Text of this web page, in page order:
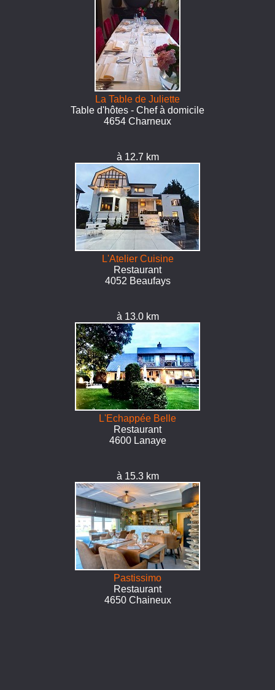
La Table de Juliette
Table d'hôtes - Chef à domicile
4654 Charneux
à 12.7 km
L'Atelier Cuisine
Restaurant
4052 Beaufays
à 13.0 km
L'Echappée Belle
Restaurant
4600 Lanaye
à 15.3 km
Pastissimo
Restaurant
4650 Chaineux